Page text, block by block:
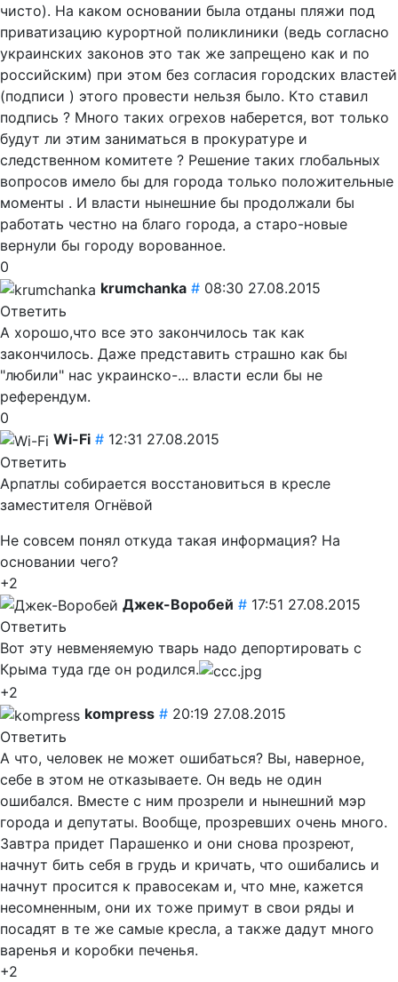
чисто). На каком основании была отданы пляжи под
приватизацию курортной поликлиники (ведь согласно
украинских законов это так же запрещено как и по
российским) при этом без согласия городских властей
(подписи ) этого провести нельзя было. Кто ставил
подпись ? Много таких огрехов наберется, вот только
будут ли этим заниматься в прокуратуре и
следственном комитете ? Решение таких глобальных
вопросов имело бы для города только положительные
моменты . И власти нынешние бы продолжали бы
работать честно на благо города, а старо-новые
вернули бы городу ворованное.
0
krumchanka # 08:30 27.08.2015
Ответить
А хорошо,что все это закончилось так как
закончилось. Даже представить страшно как бы
"любили" нас украинско-... власти если бы не
референдум.
0
Wi-Fi # 12:31 27.08.2015
Ответить
Арпатлы собирается восстановиться в кресле
заместителя Огнёвой
Не совсем понял откуда такая информация? На
основании чего?
+2
Джек-Воробей # 17:51 27.08.2015
Ответить
Вот эту невменяемую тварь надо депортировать с
Крыма туда где он родился.
+2
kompress # 20:19 27.08.2015
Ответить
А что, человек не может ошибаться? Вы, наверное,
себе в этом не отказываете. Он ведь не один
ошибался. Вместе с ним прозрели и нынешний мэр
города и депутаты. Вообще, прозревших очень много.
Завтра придет Парашенко и они снова прозреют,
начнут бить себя в грудь и кричать, что ошибались и
начнут просится к правосекам и, что мне, кажется
несомненным, они их тоже примут в свои ряды и
посадят в те же самые кресла, а также дадут много
варенья и коробки печенья.
+2